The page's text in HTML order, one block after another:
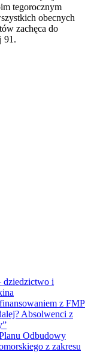
tegorocznym
obecnych
zachęca do
91.
dziedzictwo i
z FMP
Absolwenci z
Odbudowy
z zakresu